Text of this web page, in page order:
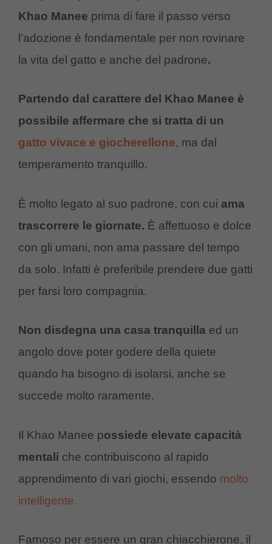
Khao Manee prima di fare il passo verso
l’adozione è fondamentale per non rovinare
la vita del gatto e anche del padrone.
Partendo dal carattere del Khao Manee è
possibile affermare che si tratta di un
gatto vivace e giocherellone, ma dal
temperamento tranquillo.
È molto legato al suo padrone, con cui ama
trascorrere le giornate. È affettuoso e dolce
con gli umani, non ama passare del tempo
da solo. Infatti è preferibile prendere due gatti
per farsi loro compagnia.
Non disdegna una casa tranquilla ed un
angolo dove poter godere della quiete
quando ha bisogno di isolarsi, anche se
succede molto raramente.
Il Khao Manee possiede elevate capacità
mentali che contribuiscono al rapido
apprendimento di vari giochi, essendo molto
intelligente.
Famoso per essere un gran chiacchierone, il